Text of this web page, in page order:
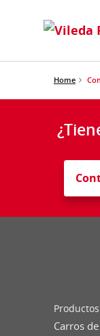
Home
Productos
Carros